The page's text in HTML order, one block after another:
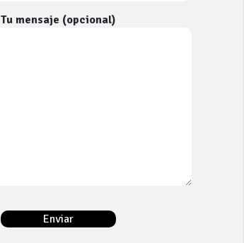
Tu mensaje (opcional)